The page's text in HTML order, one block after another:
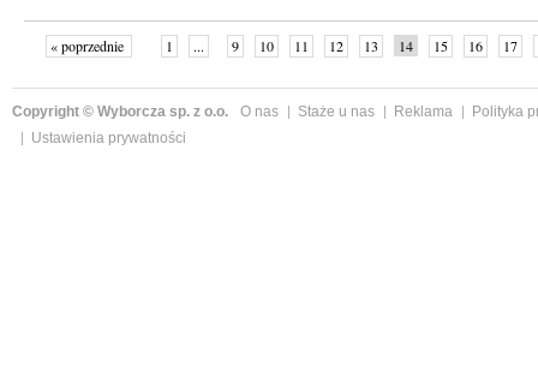
« poprzednie 1 ... 9 10 11 12 13 14 15 16 17
Copyright © Wyborcza sp. z o.o. O nas Staże u nas Reklama
Polityka
Ustawienia prywatności